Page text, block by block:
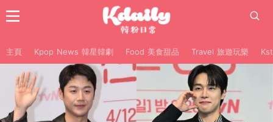
主頁 Kpop News 韓星韓劇 Food 美食甜品 Travel 旅遊玩樂